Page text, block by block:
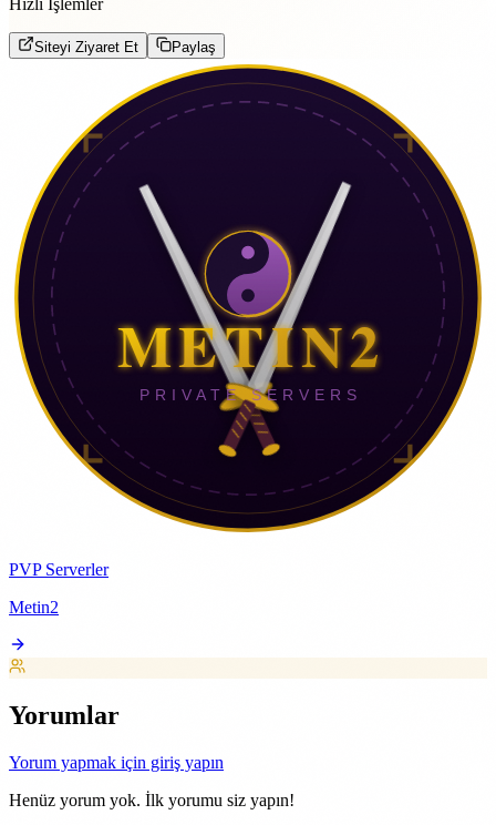
Hızlı İşlemler
Siteyi Ziyaret Et Paylaş
PVP Serverler
Metin2
Yorumlar
Yorum yapmak için giriş yapın
Henüz yorum yok. İlk yorumu siz yapın!